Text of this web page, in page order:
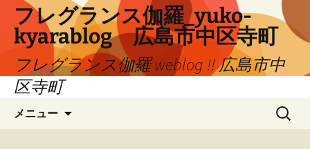
ツ
フレグランス伽羅_yuko-
kyarablog 広島市中区寺町
フレグランス伽羅 weblog !! 広島市中
区寺町
メニュー
検
索: